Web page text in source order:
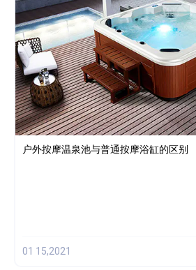
户外按摩温泉池与普通按摩浴缸的区别
01 15,2021